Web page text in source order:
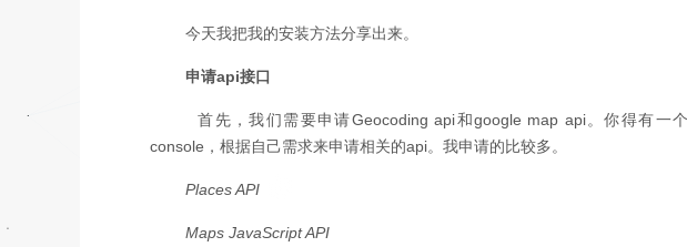
今天我把我的安装方法分享出来。
申请api接口
首先，我们需要申请Geocoding api和google map api。你得有一个
console，根据自己需求来申请相关的api。我申请的比较多。
Places API
Maps JavaScript API